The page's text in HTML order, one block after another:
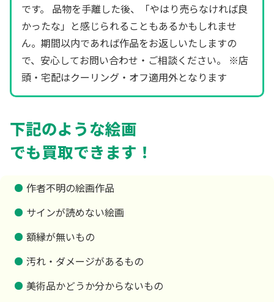
です。 品物を手離した後、「やはり売らなければ良
かったな」と感じられることもあるかもしれませ
ん。期間以内であれば作品をお返しいたしますの
で、安心してお問い合わせ・ご相談ください。 ※店
頭・宅配はクーリング・オフ適用外となります
下記のような絵画
でも買取できます！
作者不明の絵画作品
サインが読めない絵画
額縁が無いもの
汚れ・ダメージがあるもの
美術品かどうか分からないもの